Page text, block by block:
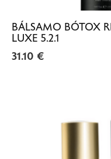
BÁLSAMO BÓTOX
LUXE 5.2.1
31.10 €